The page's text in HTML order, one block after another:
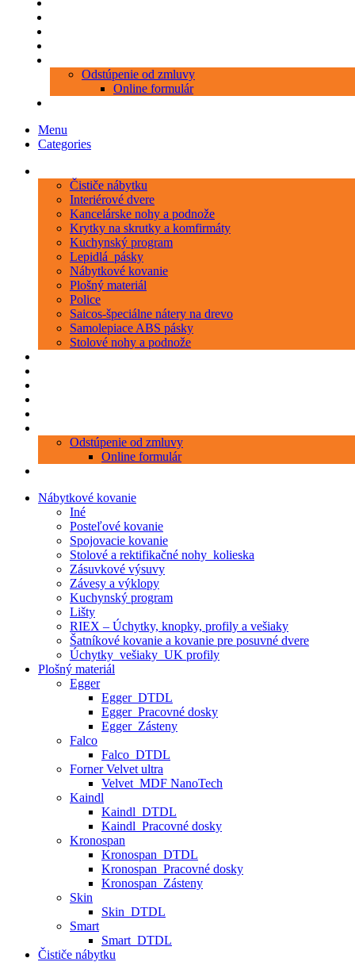
Odstúpenie od zmluvy
Online formulár
Menu
Categories
Čističe nábytku
Interiérové dvere
Kancelárske nohy a podnože
Krytky na skrutky a komfirmáty
Kuchynský program
Lepidlá_pásky
Nábytkové kovanie
Plošný materiál
Police
Saicos-špeciálne nátery na drevo
Samolepiace ABS pásky
Stolové nohy a podnože
Odstúpenie od zmluvy
Online formulár
Nábytkové kovanie
Iné
Posteľové kovanie
Spojovacie kovanie
Stolové a rektifikačné nohy_kolieska
Zásuvkové výsuvy
Závesy a výklopy
Kuchynský program
Lišty
RIEX – Úchytky, knopky, profily a vešiaky
Šatníkové kovanie a kovanie pre posuvné dvere
Úchytky_vešiaky_UK profily
Plošný materiál
Egger
Egger_DTDL
Egger_Pracovné dosky
Egger_Zásteny
Falco
Falco_DTDL
Forner Velvet ultra
Velvet_MDF NanoTech
Kaindl
Kaindl_DTDL
Kaindl_Pracovné dosky
Kronospan
Kronospan_DTDL
Kronospan_Pracovné dosky
Kronospan_Zásteny
Skin
Skin_DTDL
Smart
Smart_DTDL
Čističe nábytku